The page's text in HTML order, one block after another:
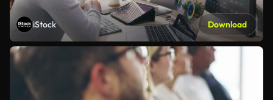
iStock Download